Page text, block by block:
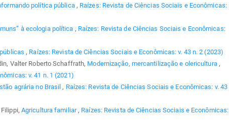
política pública , Raízes: Revista de Ciências Sociais e Econômicas:
à ecologia política , Raízes: Revista de Ciências Sociais e Econômicas:
, Raízes: Revista de Ciências Sociais e Econômicas: v. 43 n. 2 (2023)
Valter Roberto Schaffrath, Modernização, mercantilização e olericultura ,
v. 41 n. 1 (2021)
agrária no Brasil , Raízes: Revista de Ciências Sociais e Econômicas: v. 43
Agricultura familiar , Raízes: Revista de Ciências Sociais e Econômicas: